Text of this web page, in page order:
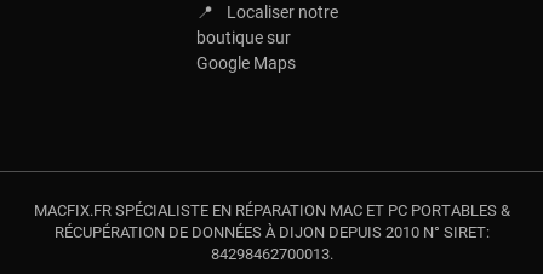
📍
Localiser notre
boutique sur
Google Maps
MACFIX.FR SPÉCIALISTE EN RÉPARATION MAC ET PC PORTABLES &
RÉCUPÉRATION DE DONNÉES À DIJON DEPUIS 2010 N° SIRET:
84298462700013.